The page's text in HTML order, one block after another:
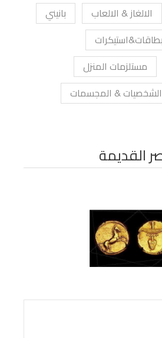
الالغاز & الالعاب
بانيني
بطاقات&استيكرات
مستلزمات المنزل
الشخصيات & المجسمات
القديمة